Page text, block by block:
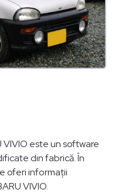
VIVIO este un software
din fabrică. În
oferi informații
VIVIO.